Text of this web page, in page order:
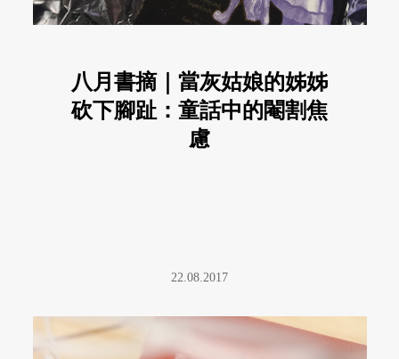
八月書摘｜當灰姑娘的姊姊
砍下腳趾：童話中的閹割焦
慮
22.08.2017